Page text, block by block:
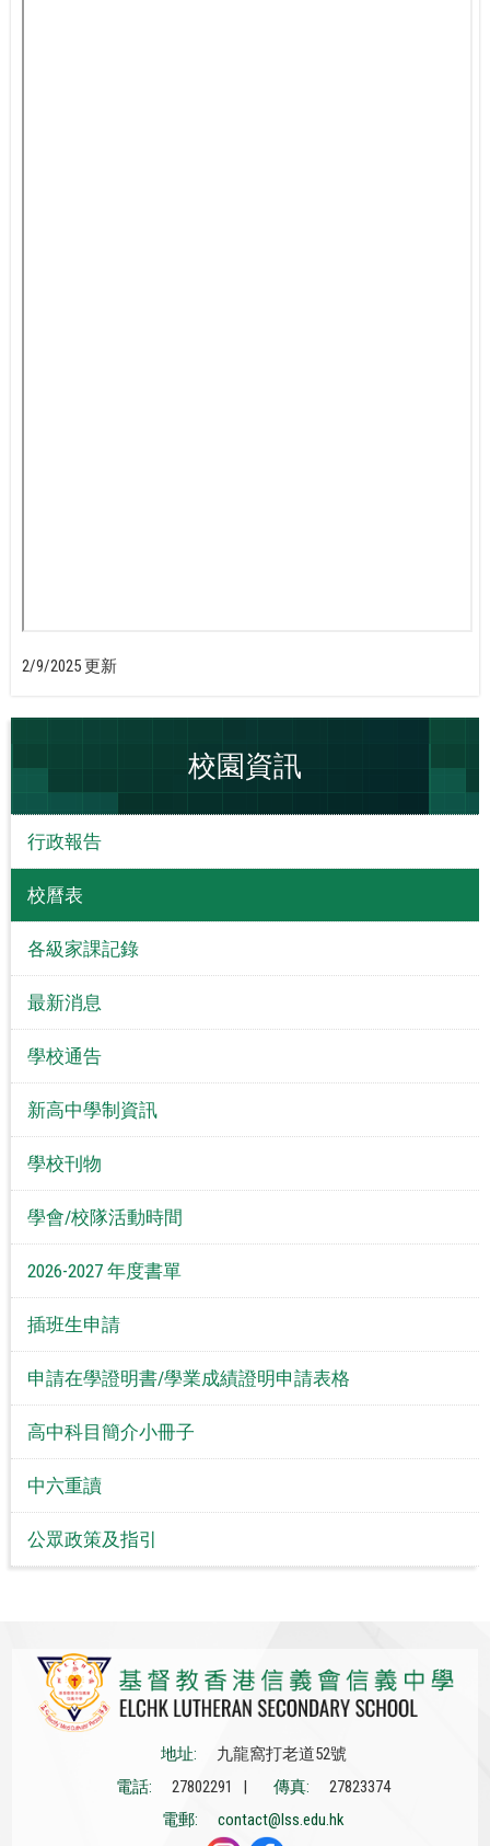
2/9/2025 更新
校園資訊
行政報告
校曆表
各級家課記錄
最新消息
學校通告
新高中學制資訊
學校刊物
學會/校隊活動時間
2026-2027 年度書單
插班生申請
申請在學證明書/學業成績證明申請表格
高中科目簡介小冊子
中六重讀
公眾政策及指引
地址:
九龍窩打老道52號
電話:
27802291 | 傳真:
27823374
電郵:
contact@lss.edu.hk